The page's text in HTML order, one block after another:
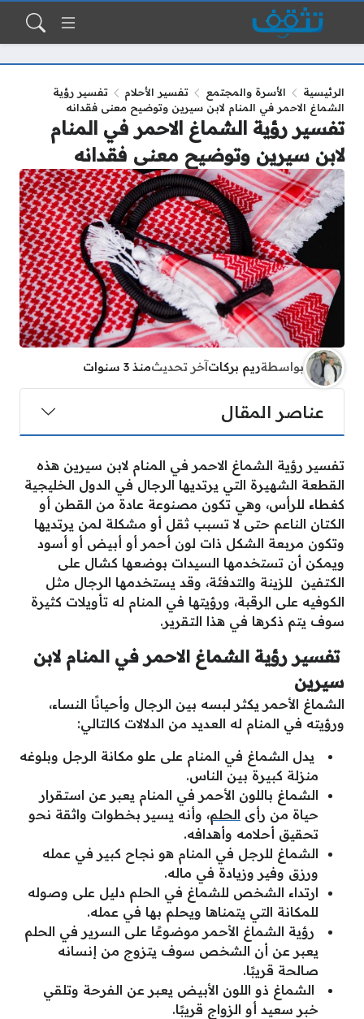
الرئيسية الأسرة والمجتمع تفسير الأحلام
تفسير رؤية
الشماغ الاحمر في المنام لابن سيرين وتوضيح معنى فقدانه
تفسير رؤية الشماغ الاحمر في المنام
لابن سيرين وتوضيح معنى فقدانه
بواسطةريم بركاتآخر تحديثمنذ 3 سنوات
عناصر المقال
تفسير رؤية الشماغ الاحمر في المنام لابن سيرين هذه
القطعة الشهيرة التي يرتديها الرجال في الدول الخليجية
كغطاء للرأس، وهي تكون مصنوعة عادة من القطن أو
الكتان الناعم حتى لا تسبب ثقل أو مشكلة لمن يرتديها
وتكون مربعة الشكل ذات لون أحمر أو أبيض أو أسود
ويمكن أن تستخدمها السيدات بوضعها كشال على
الكتفين للزينة والتدفئة، وقد يستخدمها الرجال مثل
الكوفيه على الرقبة، ورؤيتها في المنام له تأويلات كثيرة
سوف يتم ذكرها في هذا التقرير.
تفسير رؤية الشماغ الاحمر في المنام لابن
سيرين
الشماغ الأحمر يكثر لبسه بين الرجال وأحيانًا النساء،
ورؤيته في المنام له العديد من الدلالات كالتالي:
يدل الشماغ في المنام على علو مكانة الرجل وبلوغه
منزلة كبيرة بين الناس.
الشماغ باللون الأحمر في المنام يعبر عن استقرار
حياة من رأى الحلم، وأنه يسير بخطوات واثقة نحو
تحقيق أحلامه وأهدافه.
الشماغ للرجل في المنام هو نجاح كبير في عمله
ورزق وفير وزيادة في ماله.
ارتداء الشخص للشماغ في الحلم دليل على وصوله
للمكانة التي يتمناها ويحلم بها في عمله.
رؤية الشماغ الأحمر موضوعًا على السرير في الحلم
يعبر عن أن الشخص سوف يتزوج من إنسانه
صالحة قريبًا.
الشماغ ذو اللون الأبيض يعبر عن الفرحة وتلقي
خبر سعيد أو الزواج قريبًا.